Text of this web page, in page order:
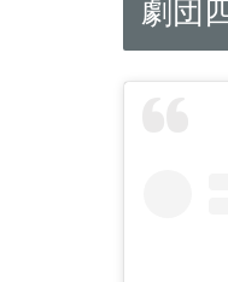
劇団